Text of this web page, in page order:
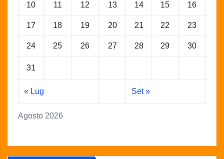
Agosto 2026
10 11 12 13 14 15 16
17 18 19 20 21 22 23
24 25 26 27 28 29 30
31
« Lug Set »